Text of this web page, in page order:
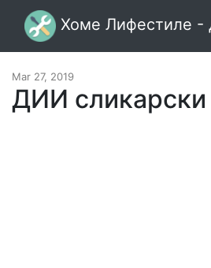
Хоме Лифестиле
Mar 27, 2019
ДИИ